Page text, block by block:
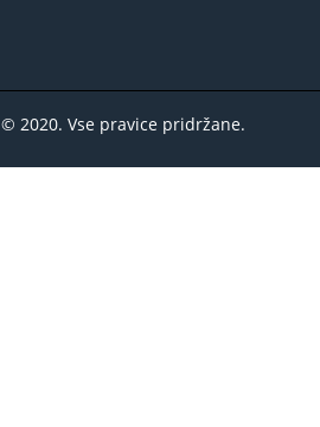
© 2020. Vse pravice pridržane.